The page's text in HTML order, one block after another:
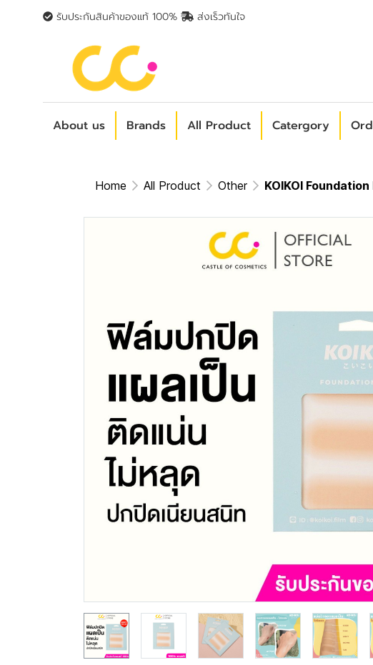
รับประกันสินค้าของแท้ 100% ส่งเร็วทันใจ
About us Brands All Product Catergory
Home All Product Other KOIKOI